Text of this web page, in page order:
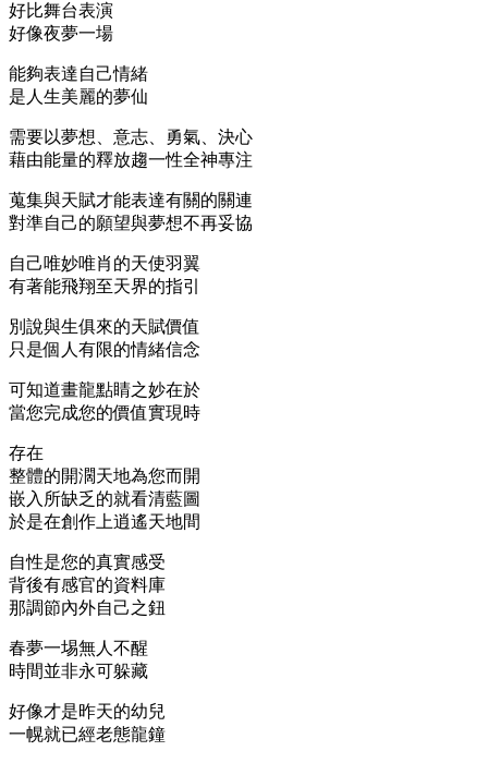
好比舞台表演
好像夜夢一場
能夠表達自己情緒
是人生美麗的夢仙
需要以夢想、意志、勇氣、決心
藉由能量的釋放趨一性全神專注
蒐集與天賦才能表達有關的關連
對準自己的願望與夢想不再妥協
自己唯妙唯肖的天使羽翼
有著能飛翔至天界的指引
別說與生俱來的天賦價值
只是個人有限的情緒信念
可知道畫龍點睛之妙在於
當您完成您的價值實現時
存在
整體的開濶天地為您而開
嵌入所缺乏的就看清藍圖
於是在創作上逍遙天地間
自性是您的真實感受
背後有感官的資料庫
那調節內外自己之鈕
春夢一埸無人不醒
時間並非永可躲藏
好像才是昨天的幼兒
一幌就已經老態龍鐘